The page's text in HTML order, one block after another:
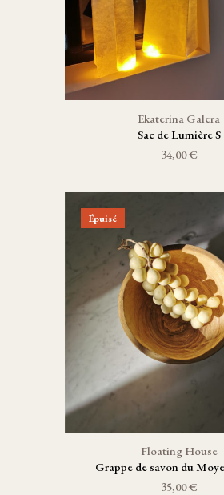
Ekaterina Galera
Sac de Lumière S
34,00 €
Épuisé
Floating House
Grappe de savon du
35,00 €